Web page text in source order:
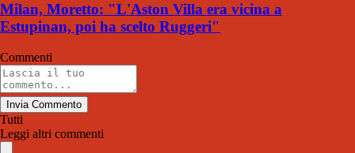
Milan, Moretto: "L'Aston Villa era vicina a
Estupinan, poi ha scelto Ruggeri"
Commenti
Invia Commento
Tutti
Leggi altri commenti